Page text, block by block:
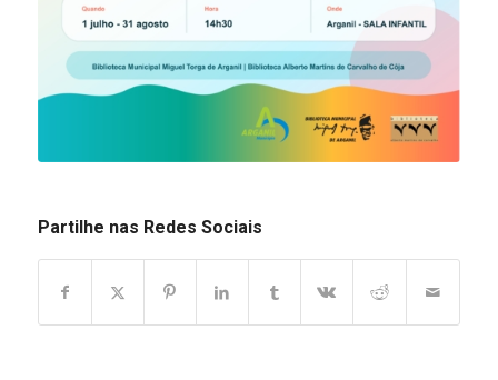
Partilhe nas Redes Sociais